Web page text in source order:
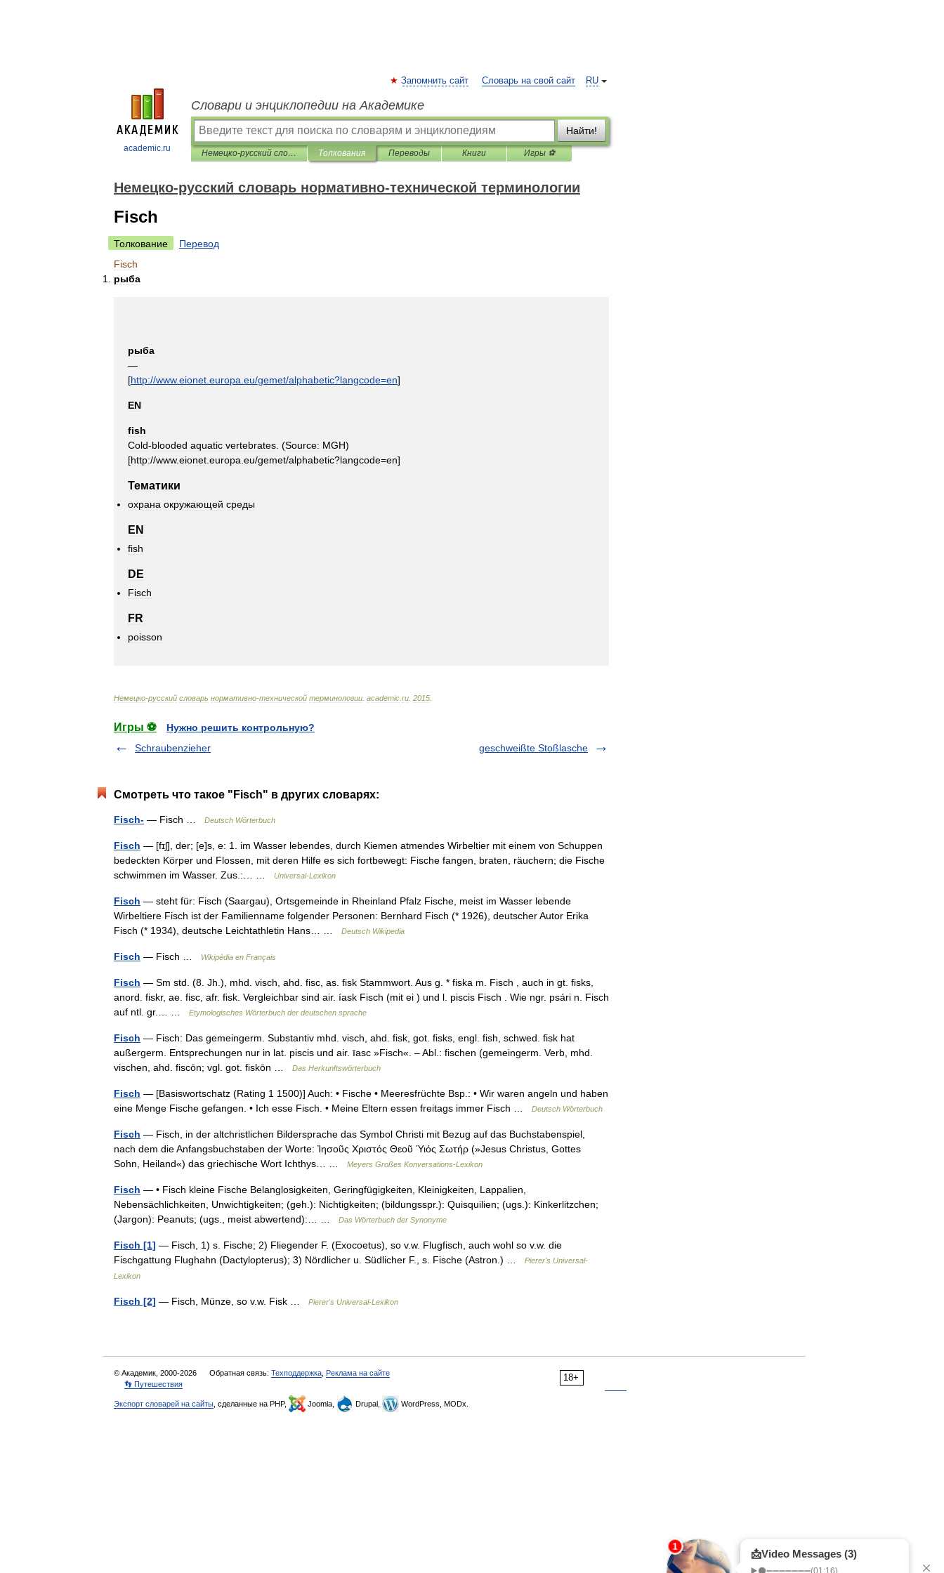
academic.ru
RU
Запомнить сайт Словарь на свой сайт
Словари и энциклопедии на Академике
Найти!
Немецко-русский словарь нормативно-технической терминологии Толкования Переводы Книги Игры ⚽
Немецко-русский словарь нормативно-технической терминологии
Fisch
Толкование
Перевод
Fisch
рыба
рыба
—
[http://www.eionet europa eu/gemet/alphabetic?langcode=en]
EN
fish
Cold-blooded aquatic vertebrates . (Source: MGH)
[http://www.eionet europa eu/gemet/alphabetic?langcode=en]
Тематики
охрана окружающей среды
EN
fish
DE
Fisch
FR
poisson
Немецко-русский словарь нормативно-технической терминологии academic ru 2015
Игры ⚽
Нужно решить контрольную?
Schraubenzieher
geschweißte Stoßlasche
Смотреть что такое "Fisch" в других словарях:
Fisch- — Fisch … Deutsch Wörterbuch
Fisch — [fɪʃ], der; [e]s, e: 1. im Wasser lebendes, durch Kiemen atmendes Wirbeltier mit einem von Schuppen
bedeckten Körper und Flossen, mit deren Hilfe es sich fortbewegt: Fische fangen, braten, räuchern; die Fische
schwimmen im Wasser. Zus.:… …
Universal-Lexikon
Fisch — steht für: Fisch (Saargau), Ortsgemeinde in Rheinland Pfalz Fische, meist im Wasser lebende
Wirbeltiere Fisch ist der Familienname folgender Personen: Bernhard Fisch (* 1926), deutscher Autor Erika
Fisch (* 1934), deutsche Leichtathletin Hans… …
Deutsch Wikipedia
Fisch — Fisch … Wikipédia en Français
Fisch — Sm std. (8. Jh.), mhd. visch, ahd. fisc, as. fisk Stammwort. Aus g. * fiska m. Fisch , auch in gt. fisks,
anord. fiskr, ae. fisc, afr. fisk. Vergleichbar sind air. íask Fisch (mit ei ) und l. piscis Fisch . Wie ngr. psári n. Fisch
auf ntl. gr.… …
Etymologisches Wörterbuch der deutschen sprache
Fisch — Fisch: Das gemeingerm. Substantiv mhd. visch, ahd. fisk, got. fisks, engl. fish, schwed. fisk hat
außergerm. Entsprechungen nur in lat. piscis und air. īasc »Fisch«. – Abl.: fischen (gemeingerm. Verb, mhd.
vischen, ahd. fiscōn; vgl. got. fiskōn …
Das Herkunftswörterbuch
Fisch — [Basiswortschatz (Rating 1 1500)] Auch: • Fische • Meeresfrüchte Bsp.: • Wir waren angeln und haben
eine Menge Fische gefangen. • Ich esse Fisch. • Meine Eltern essen freitags immer Fisch …
Deutsch Wörterbuch
Fisch — Fisch, in der altchristlichen Bildersprache das Symbol Christi mit Bezug auf das Buchstabenspiel,
nach dem die Anfangsbuchstaben der Worte: Ἰησοῦς Χριστός Θεοῦ Ύιός Σωτήρ (»Jesus Christus, Gottes
Sohn, Heiland«) das griechische Wort Ichthys… …
Meyers Großes Konversations-Lexikon
Fisch — • Fisch kleine Fische Belanglosigkeiten, Geringfügigkeiten, Kleinigkeiten, Lappalien,
Nebensächlichkeiten, Unwichtigkeiten; (geh.): Nichtigkeiten; (bildungsspr.): Quisquilien; (ugs.): Kinkerlitzchen;
(Jargon): Peanuts; (ugs., meist abwertend):… …
Das Wörterbuch der Synonyme
Fisch [1] — Fisch, 1) s. Fische; 2) Fliegender F. (Exocoetus), so v.w. Flugfisch, auch wohl so v.w. die
Fischgattung Flughahn (Dactylopterus); 3) Nördlicher u. Südlicher F., s. Fische (Astron.) …
Pierer's Universal-
Lexikon
Fisch [2] — Fisch, Münze, so v.w. Fisk … Pierer's Universal-Lexikon
18+
© Академик, 2000-2026 Обратная связь: Техподдержка Реклама на сайте
👣 Путешествия
Экспорт словарей на сайты , сделанные на PHP, Joomla, Drupal, WordPress, MODx.